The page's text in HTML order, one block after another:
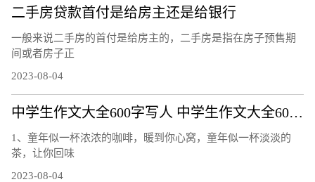
二手房贷款首付是给房主还是给银行
一般来说二手房的首付是给房主的，二手房是指在房子预售期
间或者房子正
2023-08-04
中学生作文大全600字写人 中学生作文大全600字
1、童年似一杯浓浓的咖啡，暖到你心窝，童年似一杯淡淡的
茶，让你回味
2023-08-04